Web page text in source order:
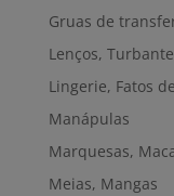
Gruas de
Lenços,
Lingerie, Fatos
Manápulas
Marquesas,
Meias, Mangas